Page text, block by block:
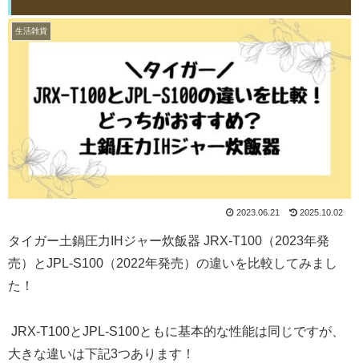
生活雑貨
2023.06.21 2025.10.02
タイガー土鍋圧力IHジャー炊飯器 JRX-T100（2023年発
売）とJPL-S100（2022年発売）の違いを比較してみまし
た！
JRX-T100とJPL-S100ともに基本的な性能は同じですが、
大きな違いは下記3つあります！